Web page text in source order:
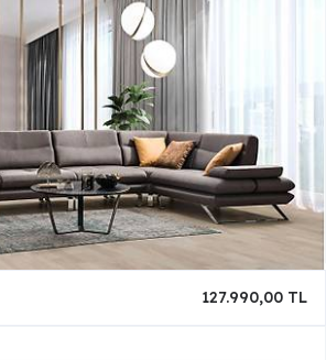
127.990,00 TL